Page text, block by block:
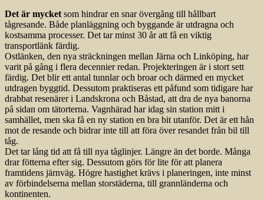
Det är mycket som hindrar en snar övergång till hållbart
tågresande. Både planläggning och byggande är utdragna och
kostsamma processer. Det tar minst 30 år att få en viktig
transportlänk färdig.
Ostlänken, den nya sträckningen mellan Järna och Linköping, har
varit på gång i flera decennier redan. Projekteringen är i stort sett
färdig. Det blir ett antal tunnlar och broar och därmed en mycket
utdragen byggtid. Dessutom praktiseras ett påfund som tidigare har
drabbat resenärer i Landskrona och Båstad, att dra de nya banorna
på sidan om tätorterna. Vagnhärad har idag sin station mitt i
samhället, men ska få en ny station en bra bit utanför. Det är ett hån
mot de resande och bidrar inte till att föra över resandet från bil till
tåg.
Det tar lång tid att få till nya tåglinjer. Längre än det borde. Många
drar fötterna efter sig. Dessutom görs för lite för att planera
framtidens järnväg. Högre hastighet krävs i planeringen, inte minst
av förbindelserna mellan storstäderna, till grannländerna och
kontinenten.